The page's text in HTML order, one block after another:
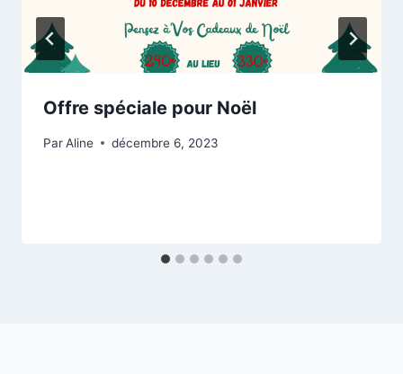
Offre spéciale pour Noël
ParAline décembre 6, 2023